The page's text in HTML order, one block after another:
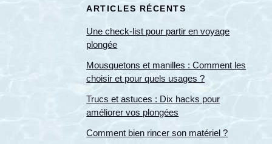
ARTICLES RÉCENTS
Une check-list pour partir en voyage
plongée
Mousquetons et manilles : Comment les
choisir et pour quels usages ?
Trucs et astuces : Dix hacks pour
améliorer vos plongées
Comment bien rincer son matériel ?